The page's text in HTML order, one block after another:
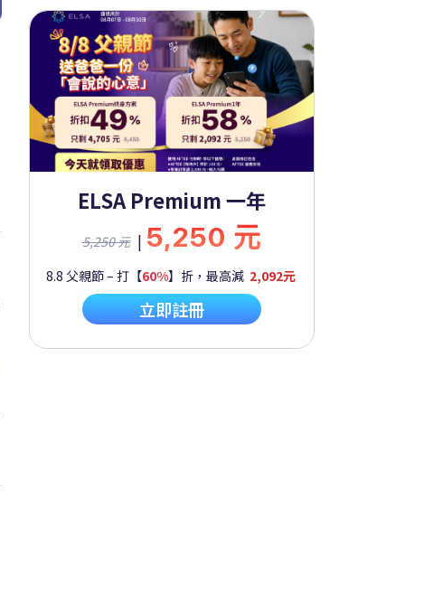
ELSA Premium 一年
5,250 元 | 5,250 元
8.8 父親節 – 打【60%】折，最高減 2,092元
立即註冊